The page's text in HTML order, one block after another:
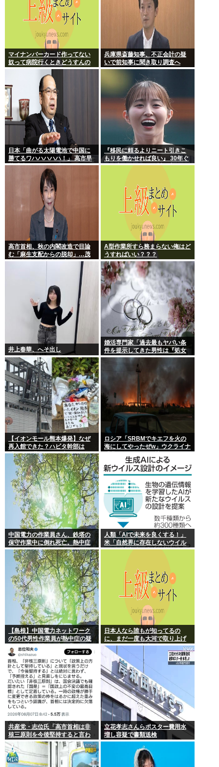
マイナンバーカード作ってない
奴って病院行くときどうすんの
兵庫県斎藤知事、不正会計の疑
いで前知事に聞き取り調査へ
日本「曲がる太陽電池で中国に
勝てるワハハハハハ！」 高市早
苗「勝てる！ ガハハハハハ
『移民に頼るよりニート引きこ
もりを働かせれば良い』 30年ぐ
らい言ってるけど絶対に実現し
高市首相、秋の内閣改造で目論
む「麻生支配からの脱却」…茂
木敏充氏も小林鷹之氏もクビ
A型作業所すら務まらない俺はど
うすればいい？？？
井上春華、へそ出し
婚活専門家「過去最もヤバい条
件を提示してきた男性は『処女
信仰』」ケンモメン…
【イオンモール熊本爆発】なぜ
再入館できた？ハビタ幹部は
「モール職員は引き止めなかっ
た」イオン「運用を徹底できな
かった可能性」
ロシア「SRBMでキエフを火の
海にしてやったぜw」ウクライナ
「我々もSRBMで反撃する
中国電力の作業員さん、鉄塔の
保守作業中に倒れ死亡。熱中症
か
人類「AIで未来を良くする！」
米「自然界に存在しないウイル
スを設計増殖に成功」技術が進
【島根】中国電力ネットワーク
の50代男性作業員が熱中症の疑
いで死亡 鉄塔の保守作業後に倒
れる 邑南町
日本人なら誰もが知ってるの
に、まだ一度も大河で取り上げ
られてない歴史上の人物
共産党・志位氏「高市首相は非
核三原則を今後堅持すると言わ
ない！」
立花孝志さんらポスター費用水
増し容疑で書類送検